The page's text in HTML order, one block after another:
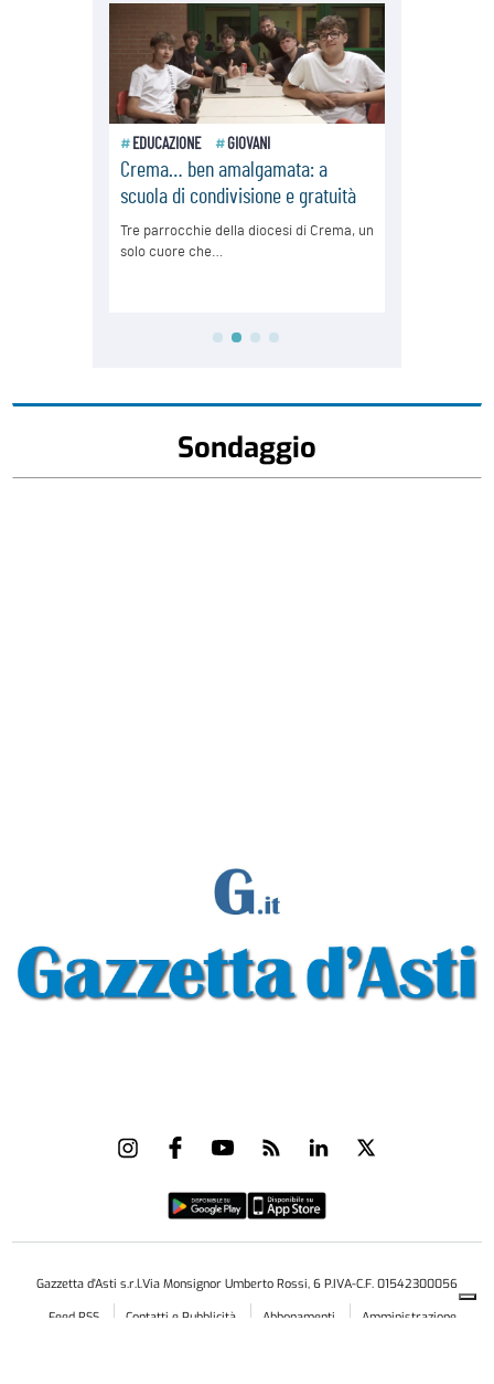
Sondaggio
Gazzetta d'Asti s.r.l.Via Monsignor Umberto Rossi, 6 P.IVA-C.F. 01542300056
Feed RSS
Contatti e Pubblicità Abbonamenti
Amministrazione